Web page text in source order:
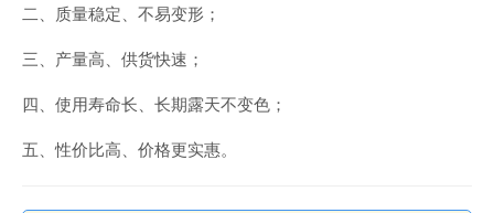
二、质量稳定、不易变形；
三、产量高、供货快速；
四、使用寿命长、长期露天不变色；
五、性价比高、价格更实惠。